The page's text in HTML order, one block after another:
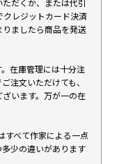
だくか、または代引
クレジットカード決済
ましたら商品を発送
在庫管理には十分注
注文いただけても、
います。万が一の在
すべて作家による一点
少の違いがあります